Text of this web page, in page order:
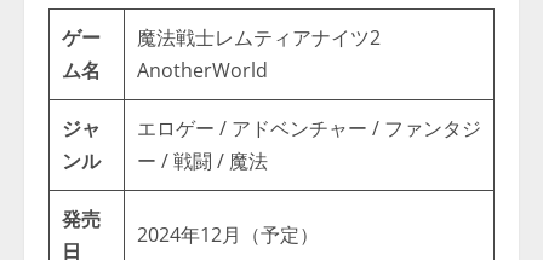
ゲー
ム名
魔法戦士レムティアナイツ2
AnotherWorld
ジャ
ンル
エロゲー / アドベンチャー / ファンタジ
ー / 戦闘 / 魔法
発売
日
2024年12月（予定）